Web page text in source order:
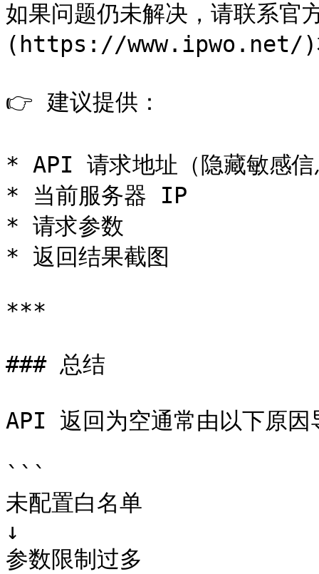
如果问题仍未解决，请联系
(https://www.ipwo.net/)
👉 建议提供：
* API 请求地址（隐藏敏感信
* 当前服务器 IP
* 请求参数
* 返回结果截图
***
### 总结
API 返回为空通常由以下原因
```
未配置白名单
↓
参数限制过多